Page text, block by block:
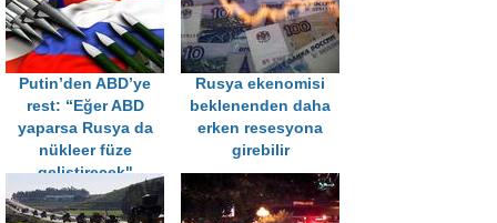
Putin’den ABD’ye
rest: “Eğer ABD
yaparsa Rusya da
nükleer füze
geliştirecek"
Rusya ekenomisi
beklenenden daha
erken resesyona
girebilir